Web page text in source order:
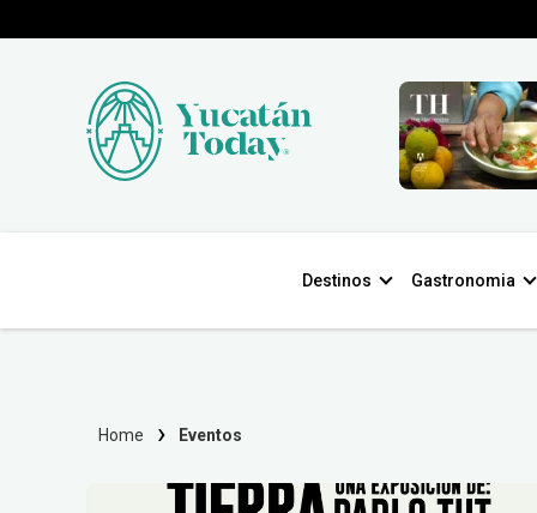
Destinos Gastronomia
Home Eventos